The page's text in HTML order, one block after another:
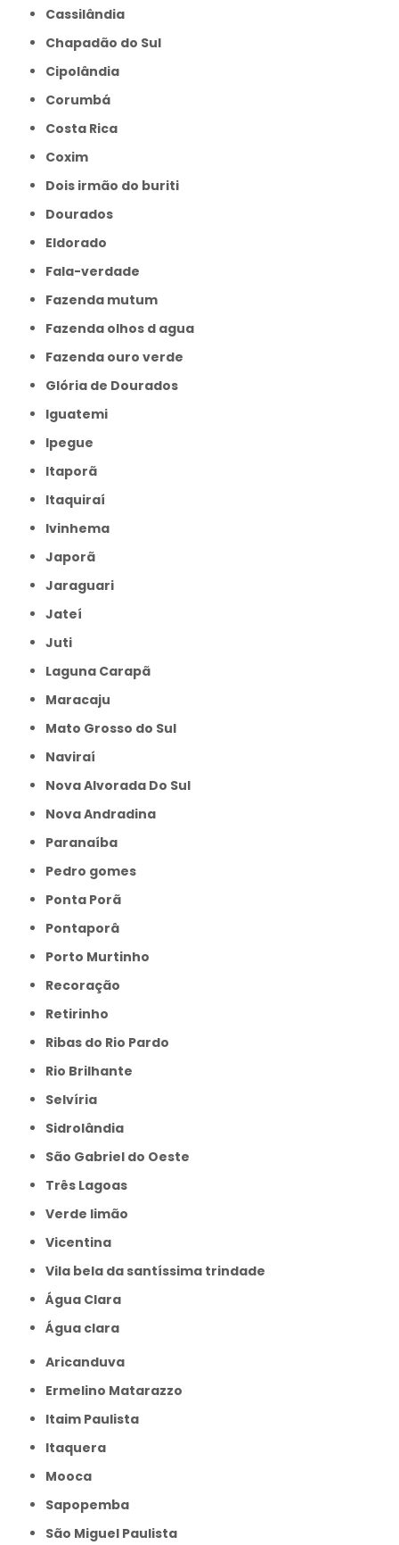
Cassilândia
Chapadão do Sul
Cipolândia
Corumbá
Costa Rica
Coxim
Dois irmão do buriti
Dourados
Eldorado
Fala-verdade
Fazenda mutum
Fazenda olhos d agua
Fazenda ouro verde
Glória de Dourados
Iguatemi
Ipegue
Itaporã
Itaquiraí
Ivinhema
Japorã
Jaraguari
Jateí
Juti
Laguna Carapã
Maracaju
Mato Grosso do Sul
Naviraí
Nova Alvorada Do Sul
Nova Andradina
Paranaíba
Pedro gomes
Ponta Porã
Pontaporâ
Porto Murtinho
Recoração
Retirinho
Ribas do Rio Pardo
Rio Brilhante
Selvíria
Sidrolândia
São Gabriel do Oeste
Três Lagoas
Verde limão
Vicentina
Vila bela da santíssima trindade
Água Clara
Água clara
Aricanduva
Ermelino Matarazzo
Itaim Paulista
Itaquera
Mooca
Sapopemba
São Miguel Paulista